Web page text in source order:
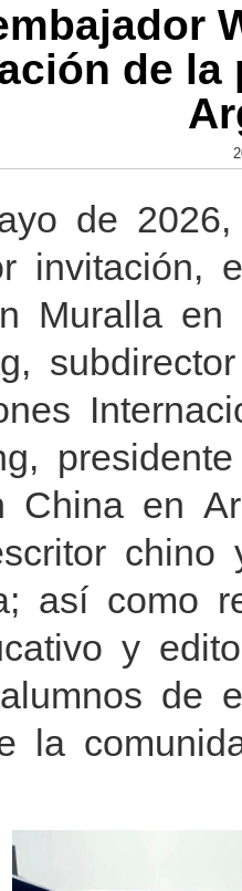
de la
de
Muralla
China en
así como
y
de
la